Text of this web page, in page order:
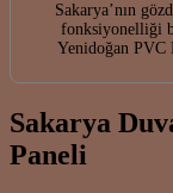
Sakarya’nın
fonksiyonelliği
Yenidoğan PVC
Sakarya
Paneli